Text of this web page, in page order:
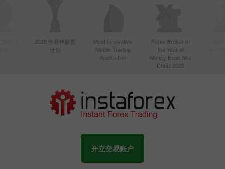
2020 年最佳联盟
计划
Most Innovative
Mobile Trading
Application
Forex Broker of
the Year at
Money Expo Abu
Dhabi 2025
开立交易账户